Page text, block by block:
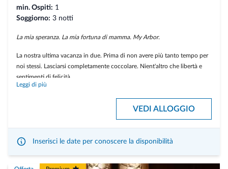
arrampicata boulder.
NUOVO: bagno di ghiaccio guidato nella vasca in pietra naturale
min. Ospiti: 1
Soggiorno: 3 notti
La mia speranza. La mia fortuna di mamma. My Arbor.
La nostra ultima vacanza in due. Prima di non avere più tanto tempo per
noi stessi. Lasciarsi completamente coccolare. Nient'altro che libertà e
sentimenti di felicità.
in casa e il letto è decorato con petali di rosa. Come futura mamma, mi
completo relax, c'è un nido privato all'aperto per coccole per una
giornata intera.
Leggi di più
VEDI ALLOGGIO
Inserisci le date per conoscere la disponibilità